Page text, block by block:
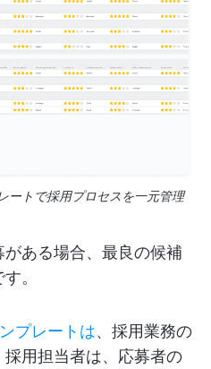
ートで採用プロセスを一元管理
ある場合、最良の候補
。
プレートは、採用業務の
用担当者は、応募者の